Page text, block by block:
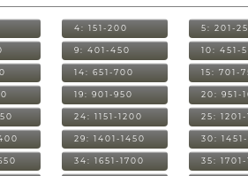
4: 151-200 5: 201-
9: 401-450 10: 451-
14: 651-700 15: 701-
19: 901-950 20: 951-
24: 1151-1200 25: 1201-
29: 1401-1450 30:
34: 1651-1700 35: 1701-